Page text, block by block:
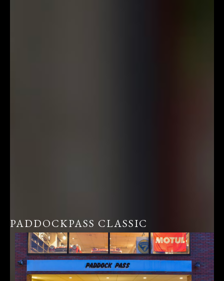
PADDOCKPASS CLASSIC